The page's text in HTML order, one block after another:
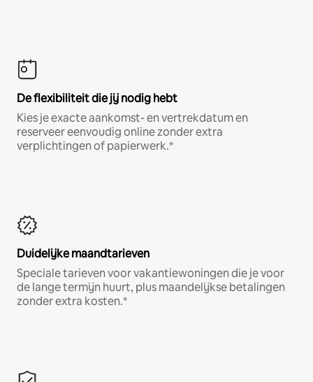
De flexibiliteit die jij nodig hebt
Kies je exacte aankomst- en vertrekdatum en
reserveer eenvoudig online zonder extra
verplichtingen of papierwerk.*
Duidelijke maandtarieven
Speciale tarieven voor vakantiewoningen die je voor
de lange termijn huurt, plus maandelijkse betalingen
zonder extra kosten.*